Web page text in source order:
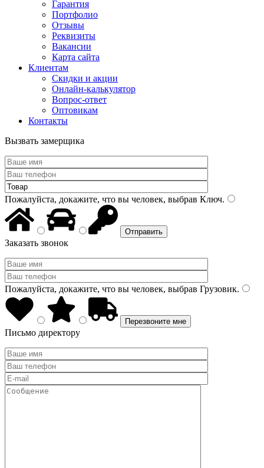
Гарантия
Портфолио
Отзывы
Реквизиты
Вакансии
Карта сайта
Клиентам
Скидки и акции
Онлайн-калькулятор
Вопрос-ответ
Оптовикам
Контакты
Вызвать замерщика
Пожалуйста, докажите, что вы человек, выбрав Ключ.
Заказать звонок
Пожалуйста, докажите, что вы человек, выбрав Грузовик.
Письмо директору